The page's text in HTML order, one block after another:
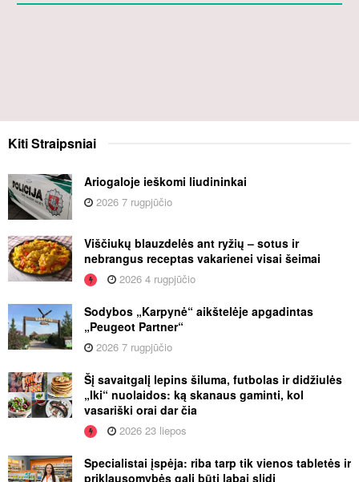
KitiStraipsniai
Ariogaloje ieškomi liudininkai
2026 7 rugpjūčio
Viščiukų blauzdelės ant ryžių – sotus ir
nebrangus receptas vakarienei visai šeimai
2026 4 rugpjūčio
Sodybos „Karpynė“ aikštelėje apgadintas
„Peugeot Partner“
2026 7 rugpjūčio
Šį savaitgalį lepins šiluma, futbolas ir didžiulės
„Iki“ nuolaidos: ką skanaus gaminti, kol
vasariški orai dar čia
2026 23 liepos
Specialistai įspėja: riba tarp tik vienos tabletės ir
priklausomybės gali būti labai slidi